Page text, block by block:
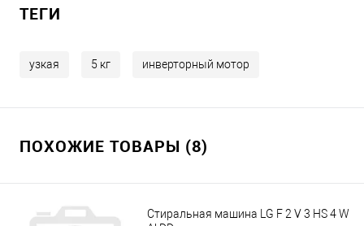
ТЕГИ
узкая 5 кг инверторный мотор
ПОХОЖИЕ ТОВАРЫ (8)
Стиральная машина LG F 2 V 3 HS 4 W